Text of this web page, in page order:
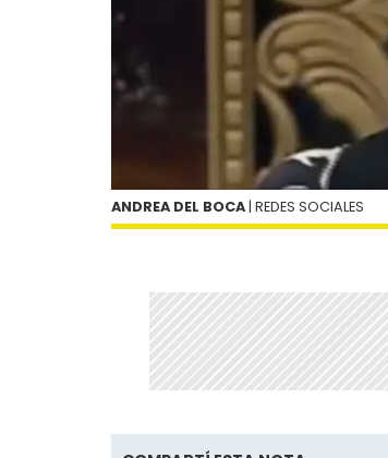
ANDREA DEL BOCA | REDES SOCIALES